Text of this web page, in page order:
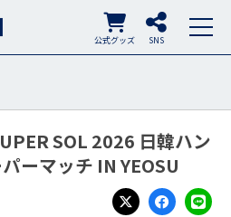
SNS
公式グッズ
SOL 2026 日韓ハン
ーマッチ IN YEOSU